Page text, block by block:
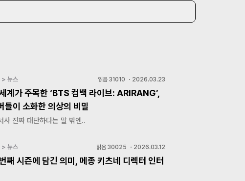
> 뉴스 읽음 31010 ・ 2026.03.23
계가 주목한 ‘BTS 컴백 라이브: ARIRANG’,
들이 소화한 의상의 비밀
사 진짜 대단하다는 말 밖엔..
> 뉴스 읽음 30025 ・ 2026.03.12
째 시즌에 담긴 의미, 메종 키츠네 디렉터 인터